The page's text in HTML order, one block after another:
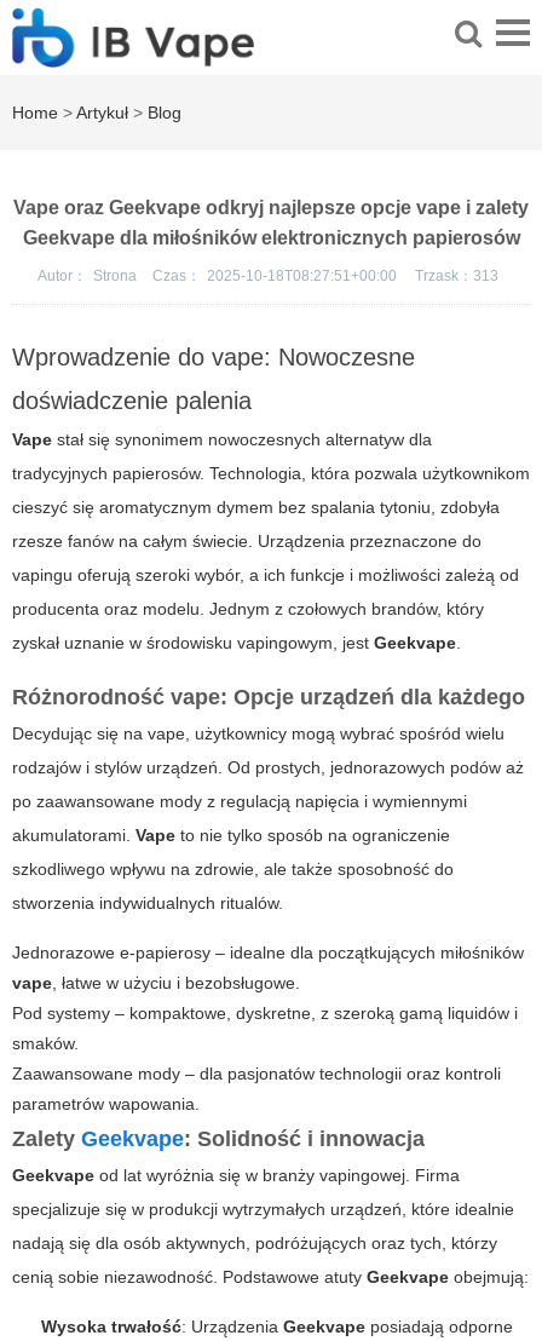
Home >Artykuł > Blog
Vape oraz Geekvape odkryj najlepsze opcje vape i zalety
Geekvape dla miłośników elektronicznych papierosów
Autor： Strona Czas： 2025-10-18T08:27:51+00:00 Trzask： 313
Wprowadzenie do vape: Nowoczesne
doświadczenie palenia
Vape stał się synonimem nowoczesnych alternatyw dla
tradycyjnych papierosów. Technologia, która pozwala użytkownikom
cieszyć się aromatycznym dymem bez spalania tytoniu, zdobyła
rzesze fanów na całym świecie. Urządzenia przeznaczone do
vapingu oferują szeroki wybór, a ich funkcje i możliwości zależą od
producenta oraz modelu. Jednym z czołowych brandów, który
zyskał uznanie w środowisku vapingowym, jest Geekvape.
Różnorodność vape: Opcje urządzeń dla każdego
Decydując się na vape, użytkownicy mogą wybrać spośród wielu
rodzajów i stylów urządzeń. Od prostych, jednorazowych podów aż
po zaawansowane mody z regulacją napięcia i wymiennymi
akumulatorami. Vape to nie tylko sposób na ograniczenie
szkodliwego wpływu na zdrowie, ale także sposobność do
stworzenia indywidualnych ritualów.
Jednorazowe e-papierosy – idealne dla początkujących miłośników
vape, łatwe w użyciu i bezobsługowe.
Pod systemy – kompaktowe, dyskretne, z szeroką gamą liquidów i
smaków.
Zaawansowane mody – dla pasjonatów technologii oraz kontroli
parametrów wapowania.
Zalety Geekvape: Solidność i innowacja
Geekvape od lat wyróżnia się w branży vapingowej. Firma
specjalizuje się w produkcji wytrzymałych urządzeń, które idealnie
nadają się dla osób aktywnych, podróżujących oraz tych, którzy
cenią sobie niezawodność. Podstawowe atuty Geekvape obejmują:
Wysoka trwałość: Urządzenia Geekvape posiadają odporne